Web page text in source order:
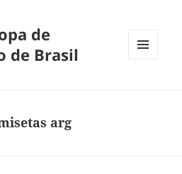
de
de Brasil
arg